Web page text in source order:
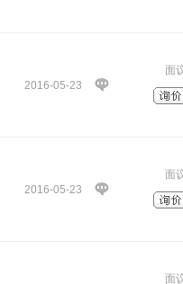
2016-05-23
面
2016-05-23
面
面